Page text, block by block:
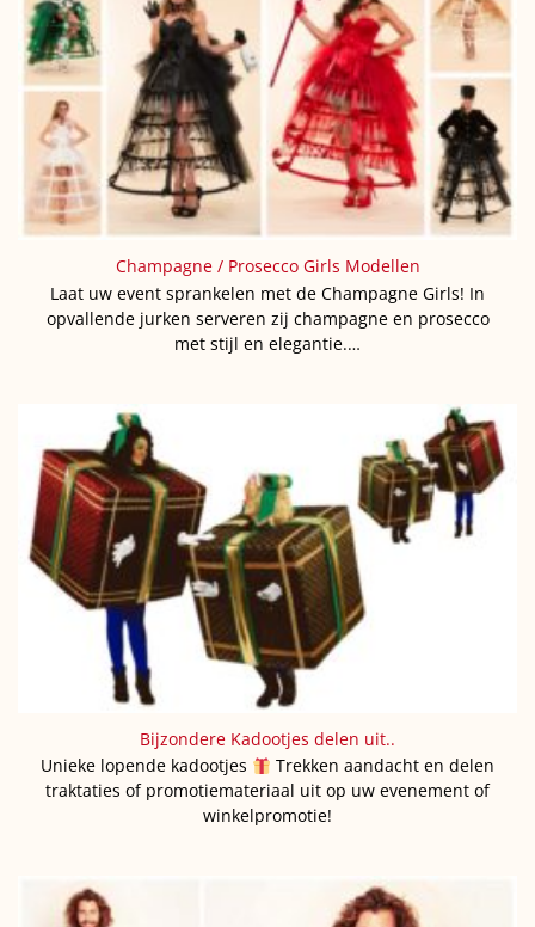
Champagne / Prosecco Girls Modellen
Laat uw event sprankelen met de Champagne Girls! In
opvallende jurken serveren zij champagne en prosecco
met stijl en elegantie.…
Bijzondere Kadootjes delen uit..
Unieke lopende kadootjes
Trekken aandacht en delen
traktaties of promotiemateriaal uit op uw evenement of
winkelpromotie!